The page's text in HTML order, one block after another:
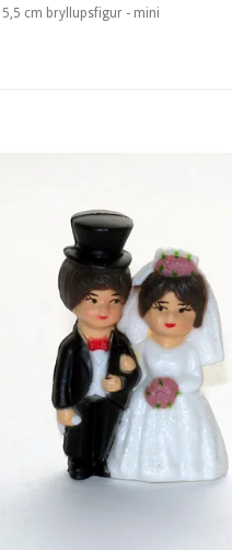
5,5 cm bryllupsfigur - mini